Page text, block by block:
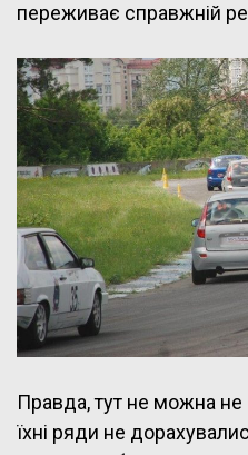
переживає справжній
Правда, тут не можна
їхні ряди не